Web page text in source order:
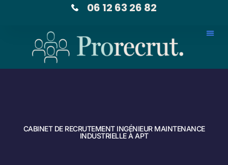
06 12 63 26 82
CABINET DE RECRUTEMENT INGÉNIEUR MAINTENANCE
INDUSTRIELLE À APT